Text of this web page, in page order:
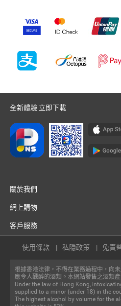
全新體驗 立即下載
關於我們
網上購物
客戶服務
根據香港法律，不得在業務過程中，向
應令人醺醉的酒類。本網站發售之酒類
Under the law of Hong Kong,
supplied to a minor (under 18) in the
The highest alcohol by volume for the
使用條款 私隱政策 免責